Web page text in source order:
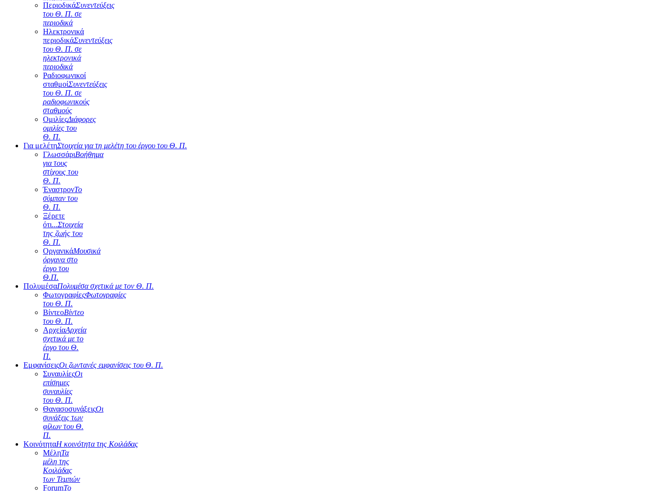
ΠεριοδικάΣυνεντεύξεις
του Θ. Π. σε
περιοδικά
Ηλεκτρονικά
περιοδικάΣυνεντεύξεις
του Θ. Π. σε
ηλεκτρονικά
περιοδικά
Ραδιοφωνικοί
σταθμοίΣυνεντεύξεις
του Θ. Π. σε
ραδιοφωνικούς
σταθμούς
ΟμιλίεςΔιάφορες
ομιλίες του
Θ. Π.
Για μελέτηΣτοιχεία για τη μελέτη του έργου του Θ. Π.
ΓλωσσάριΒοήθημα
για τους
στίχους του
Θ. Π.
ΈναστρονΤο
σύμπαν του
Θ. Π.
Ξέρετε
ότι...Στοιχεία
της ζωής του
Θ. Π.
ΟργανικάΜουσικά
όργανα στο
έργο του
Θ.Π.
ΠολυμέσαΠολυμέσα σχετικά με τον Θ. Π.
ΦωτογραφίεςΦωτογραφίες
του Θ. Π.
ΒίντεοΒίντεο
του Θ. Π.
ΑρχείαΑρχεία
σχετικά με το
έργο του Θ.
Π.
ΕμφανίσειςΟι ζωντανές εμφανίσεις του Θ. Π.
ΣυναυλίεςΟι
επίσημες
συναυλίες
του Θ. Π.
ΘανασοσυνάξειςΟι
συνάξεις των
φίλων του Θ.
Π.
ΚοινότηταΗ κοινότητα της Κοιλάδας
ΜέληΤα
μέλη της
Κοιλάδας
των Τεμπών
ForumΤο